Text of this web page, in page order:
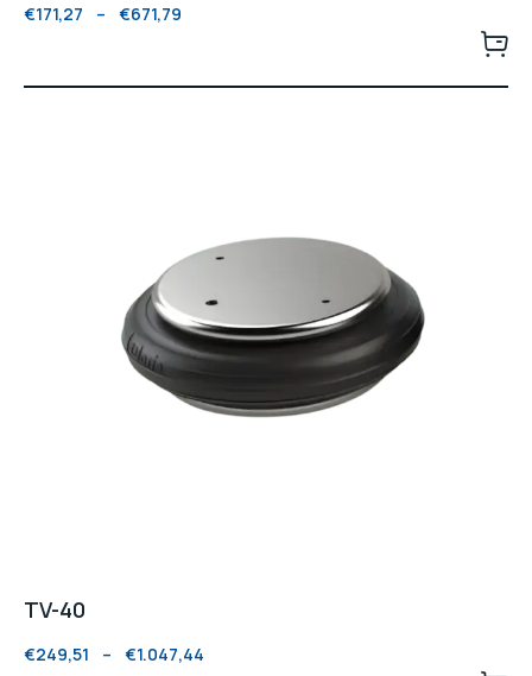
€171,27 – €671,79
TV-40
€249,51 – €1.047,44